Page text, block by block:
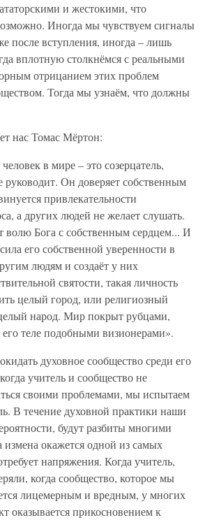
и жестокими, что
Иногда мы чувствуем сигналы
после вступления, иногда – лишь
вплотную столкнёмся с реальными
отрицанием этих проблем
Тогда мы узнаём, что должны
нас Томас Мёртон:
в мире – это созерцатель,
Он доверяет собственным
привлекательности
а других людей не желает слушать.
волю Бога с собственным сердцем... И
его собственной уверенности в
людям и создаёт у них
святости, такая личность
целый город, или религиозный
народ. Мир покрыт рубцами,
теле подобными визионерами».
духовное сообщество среди его
учитель и сообщество не
своими проблемами, мы испытаем
В течение духовной практики наши
будут разбиты многими
измена окажется одной из самых
напряжения. Когда учитель,
когда сообщество, которое мы
лицемерным и вредным, у многих
оказывается прикосновением к